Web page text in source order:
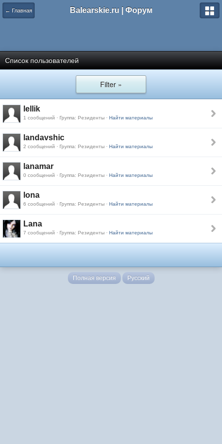
← Главная Balearskie.ru | Форум
Список пользователей
Filter »
lellik
1 сообщений · Группа: Резиденты · Найти материалы
landavshic
2 сообщений · Группа: Резиденты · Найти материалы
lanamar
0 сообщений · Группа: Резиденты · Найти материалы
lona
6 сообщений · Группа: Резиденты · Найти материалы
Lana
7 сообщений · Группа: Резиденты · Найти материалы
Полная версия Русский